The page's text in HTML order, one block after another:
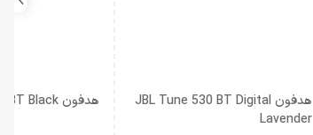
هدفون JBL Tune 530 BT Digital
Lavender
هدفون JBL Tune 730 BT Black